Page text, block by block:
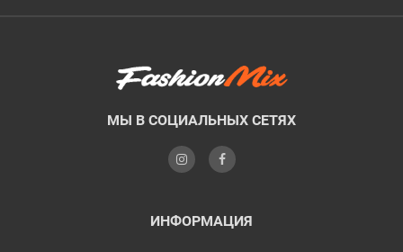
МЫ В СОЦИАЛЬНЫХ СЕТЯХ
ИНФОРМАЦИЯ